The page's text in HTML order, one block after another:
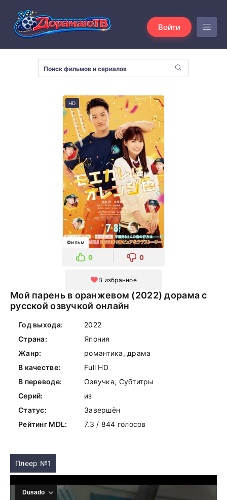
Войти
HD
Фильм
0 0
В избранное
Мой парень в оранжевом (2022) дорама с
русской озвучкой онлайн
Год выхода:
2022
Страна:
Япония
Жанр:
романтика, драма
В качестве:
Full HD
В переводе:
Озвучка, Субтитры
Серий:
из
Статус:
Завершён
Рейтинг MDL:
7.3 / 844 голосов
Плеер №1